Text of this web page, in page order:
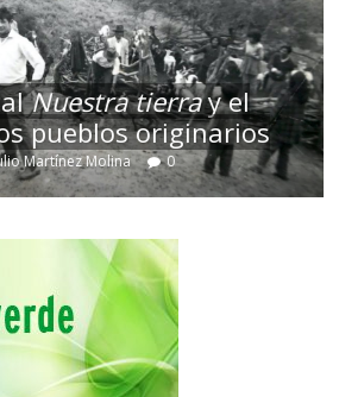
Nuestra tierray el
pueblos originarios
Martínez Molina 0